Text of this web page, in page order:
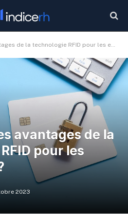
de la technologie RFID pour les entreprises ?
avantages de la
pour les
2023